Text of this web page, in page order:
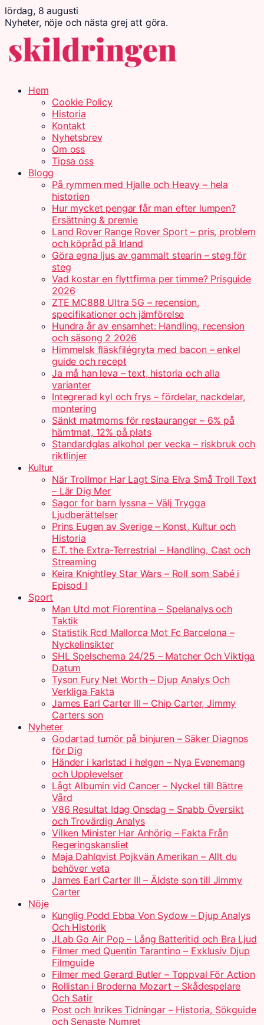
lördag, 8 augusti
Nyheter, nöje och nästa grej att göra.
Hem
Cookie Policy
Historia
Kontakt
Nyhetsbrev
Om oss
Tipsa oss
Blogg
På rymmen med Hjalle och Heavy – hela
historien
Hur mycket pengar får man efter lumpen?
Ersättning & premie
Land Rover Range Rover Sport – pris, problem
och köpråd på Irland
Göra egna ljus av gammalt stearin – steg för
steg
Vad kostar en flyttfirma per timme? Prisguide
2026
ZTE MC888 Ultra 5G – recension,
specifikationer och jämförelse
Hundra år av ensamhet: Handling, recension
och säsong 2 2026
Himmelsk fläskfilégryta med bacon – enkel
guide och recept
Ja må han leva – text, historia och alla
varianter
Integrerad kyl och frys – fördelar, nackdelar,
montering
Sänkt matmoms för restauranger – 6% på
hämtmat, 12% på plats
Standardglas alkohol per vecka – riskbruk och
riktlinjer
Kultur
När Trollmor Har Lagt Sina Elva Små Troll Text
– Lär Dig Mer
Sagor for barn lyssna – Välj Trygga
Ljudberättelser
Prins Eugen av Sverige – Konst, Kultur och
Historia
E.T. the Extra-Terrestrial – Handling, Cast och
Streaming
Keira Knightley Star Wars – Roll som Sabé i
Episod I
Sport
Man Utd mot Fiorentina – Spelanalys och
Taktik
Statistik Rcd Mallorca Mot Fc Barcelona –
Nyckelinsikter
SHL Spelschema 24/25 – Matcher Och Viktiga
Datum
Tyson Fury Net Worth – Djup Analys Och
Verkliga Fakta
James Earl Carter III – Chip Carter, Jimmy
Carters son
Nyheter
Godartad tumör på binjuren – Säker Diagnos
för Dig
Händer i karlstad i helgen – Nya Evenemang
och Upplevelser
Lågt Albumin vid Cancer – Nyckel till Bättre
Vård
V86 Resultat Idag Onsdag – Snabb Översikt
och Trovärdig Analys
Vilken Minister Har Anhörig – Fakta Från
Regeringskansliet
Maja Dahlqvist Pojkvän Amerikan – Allt du
behöver veta
James Earl Carter III – Äldste son till Jimmy
Carter
Nöje
Kunglig Podd Ebba Von Sydow – Djup Analys
Och Historik
JLab Go Air Pop – Lång Batteritid och Bra Ljud
Filmer med Quentin Tarantino – Exklusiv Djup
Filmguide
Filmer med Gerard Butler – Toppval För Action
Rollistan i Broderna Mozart – Skådespelare
Och Satir
Post och Inrikes Tidningar – Historia, Sökguide
och Senaste Numret